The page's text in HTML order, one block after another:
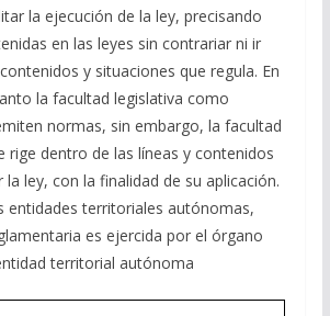
la ejecución de la ley, precisando
en las leyes sin contrariar ni ir
y situaciones que regula. En
la facultad legislativa como
normas, sin embargo, la facultad
rige dentro de las líneas y contenidos
ley, con la finalidad de su aplicación.
entidades territoriales autónomas,
es ejercida por el órgano
territorial autónoma